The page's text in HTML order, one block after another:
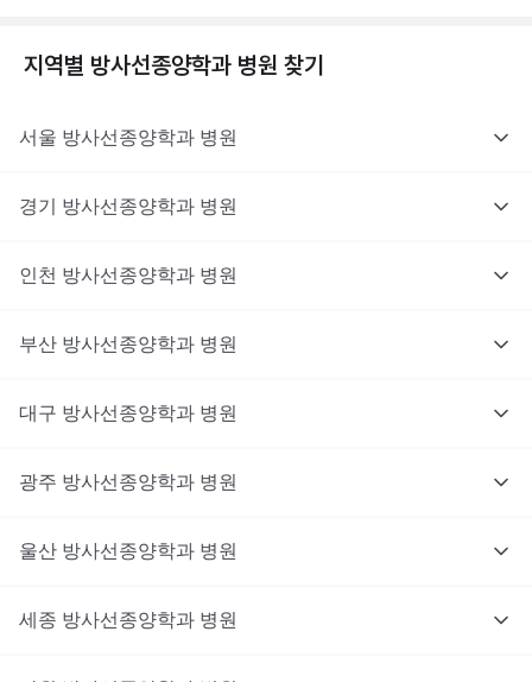
지역별 방사선종양학과 병원 찾기
서울 방사선종양학과 병원
경기 방사선종양학과 병원
인천 방사선종양학과 병원
부산 방사선종양학과 병원
대구 방사선종양학과 병원
광주 방사선종양학과 병원
울산 방사선종양학과 병원
세종 방사선종양학과 병원